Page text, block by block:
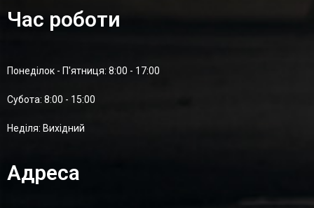
Час роботи
Понеділок - П'ятниця: 8:00 - 17:00
Суботa: 8:00 - 15:00
Неділя: Вихідний
Адреса